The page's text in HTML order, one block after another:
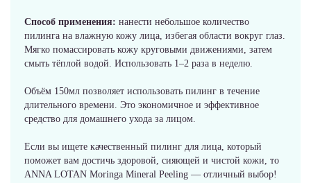
Способ применения: нанести небольшое количество
пилинга на влажную кожу лица, избегая области вокруг глаз.
Мягко помассировать кожу круговыми движениями, затем
смыть тёплой водой. Использовать 1–2 раза в неделю.
Объём 150мл позволяет использовать пилинг в течение
длительного времени. Это экономичное и эффективное
средство для домашнего ухода за лицом.
Если вы ищете качественный пилинг для лица, который
поможет вам достичь здоровой, сияющей и чистой кожи, то
ANNA LOTAN Moringa Mineral Peeling — отличный выбор!